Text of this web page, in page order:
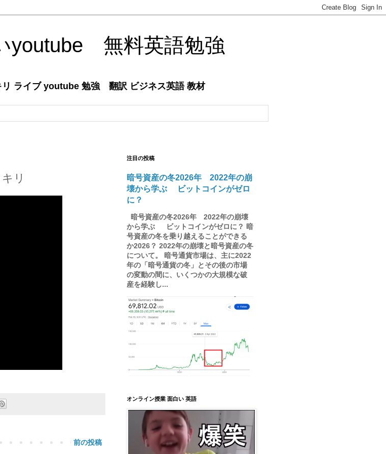
youtube 無料英語勉強
ライブ youtube 勉強 翻訳 ビジネス英語 教材
リ
前の投稿
注目の投稿
暗号資産の冬2026年 2022年の崩
壊から学ぶ ビットコインがゼロ
に？
暗号資産の冬2026年 2022年の崩壊
から学ぶ ビットコインがゼロに？ 暗
号資産の冬を乗り越えることができる
か2026？ 2022年の崩壊と暗号資産の冬
について。 暗号通貨市場は、主に2022
年の「暗号通貨の冬」とその後の市場
の変動の間に、いくつかの大規模な破
産を経験し...
オンライン授業 面白い 英語